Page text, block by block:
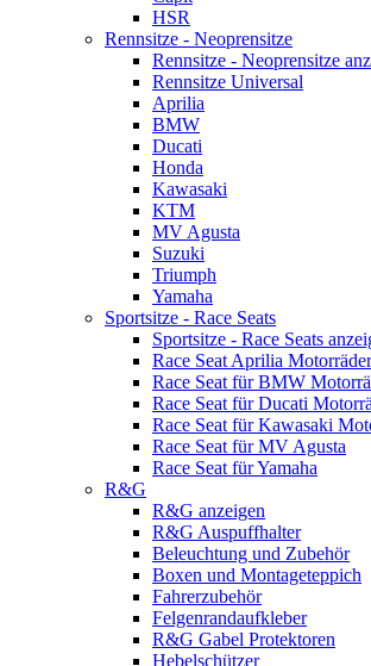
HSR
Rennsitze - Neoprensitze
Rennsitze - Neoprensitze
Rennsitze Universal
Aprilia
BMW
Ducati
Honda
Kawasaki
KTM
MV Agusta
Suzuki
Triumph
Yamaha
Sportsitze - Race Seats
Sportsitze - Race Seats
Race Seat Aprilia Motorräder
Race Seat für BMW
Race Seat für Ducati
Race Seat für Kawasaki
Race Seat für MV Agusta
Race Seat für Yamaha
R&G
R&G anzeigen
R&G Auspuffhalter
Beleuchtung und Zubehör
Boxen und Montageteppich
Fahrerzubehör
Felgenrandaufkleber
R&G Gabel Protektoren
Hebelschützer